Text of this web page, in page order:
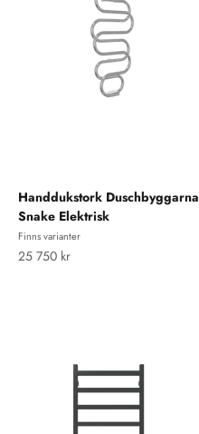
Handdukstork Duschbyggarna
Snake Elektrisk
Finns varianter
REA-pris
25 750 kr